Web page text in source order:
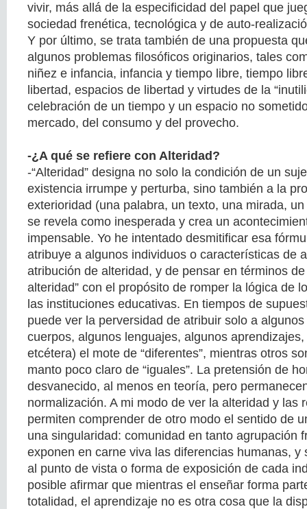
vivir, más allá de la especificidad del papel que
sociedad frenética, tecnológica y de auto-
Y por último, se trata también de una propuesta
algunos problemas filosóficos originarios, tales
niñez e infancia, infancia y tiempo libre, tiempo
libertad, espacios de libertad y virtudes de la
celebración de un tiempo y un espacio no
mercado, del consumo y del provecho.
-¿A qué se refiere con Alteridad?
-“Alteridad” designa no solo la condición de un
existencia irrumpe y perturba, sino también a la
exterioridad (una palabra, un texto, una mirada,
se revela como inesperada y crea un
impensable. Yo he intentado desmitificar esa
atribuye a algunos individuos o características de
atribución de alteridad, y de pensar en términos de
alteridad” con el propósito de romper la lógica de
las instituciones educativas. En tiempos de
puede ver la perversidad de atribuir solo a
cuerpos, algunos lenguajes, algunos
etcétera) el mote de “diferentes”, mientras otros
manto poco claro de “iguales”. La pretensión de
desvanecido, al menos en teoría, pero
normalización. A mi modo de ver la alteridad y las
permiten comprender de otro modo el sentido de
una singularidad: comunidad en tanto agrupación
exponen en carne viva las diferencias humanas, y
al punto de vista o forma de exposición de cada
posible afirmar que mientras el enseñar forma
totalidad, el aprendizaje no es otra cosa que la